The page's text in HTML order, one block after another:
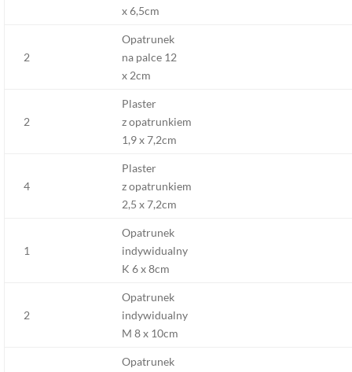
x 6,5cm
2
Opatrunek
na palce 12
x 2cm
2
Plaster
z opatrunkiem
1,9 x 7,2cm
4
Plaster
z opatrunkiem
2,5 x 7,2cm
1
Opatrunek
indywidualny
K 6 x 8cm
2
Opatrunek
indywidualny
M 8 x 10cm
Opatrunek